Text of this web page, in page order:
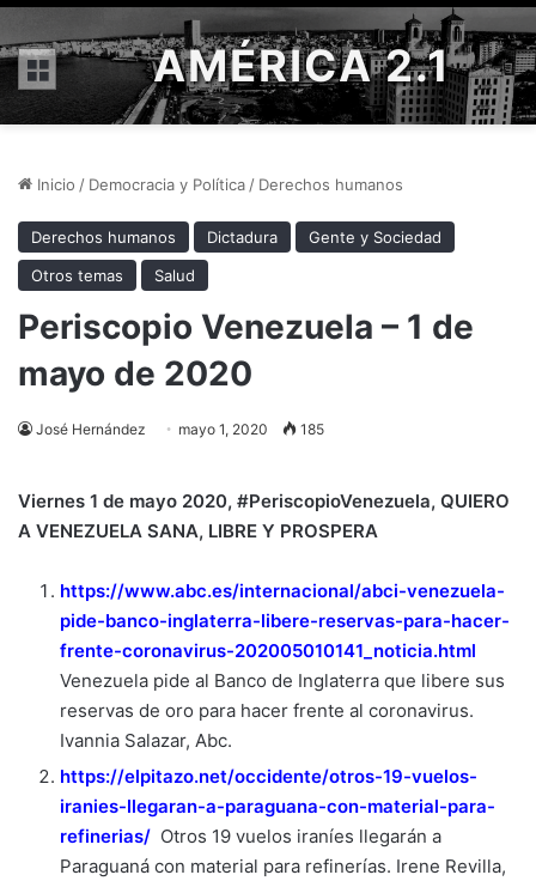
Menú AMÉRICA 2.1
Inicio / Democracia y Política / Derechos humanos
Derechos humanos Dictadura
Gente y Sociedad
Otros temas
Salud
Periscopio Venezuela – 1 de
mayo de 2020
José Hernández mayo 1, 2020 185
Viernes 1 de mayo 2020, #PeriscopioVenezuela, QUIERO
A VENEZUELA SANA, LIBRE Y PROSPERA
https://www.abc.es/internacional/abci-venezuela-
pide-banco-inglaterra-libere-reservas-para-hacer-
frente-coronavirus-202005010141_noticia.html
Venezuela pide al Banco de Inglaterra que libere sus
reservas de oro para hacer frente al coronavirus.
Ivannia Salazar, Abc.
https://elpitazo.net/occidente/otros-19-vuelos-
iranies-llegaran-a-paraguana-con-material-para-
refinerias/ Otros 19 vuelos iraníes llegarán a
Paraguaná con material para refinerías. Irene Revilla,